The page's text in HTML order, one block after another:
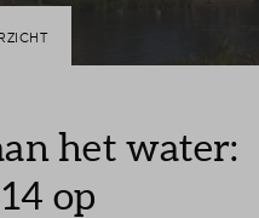
het water:
op